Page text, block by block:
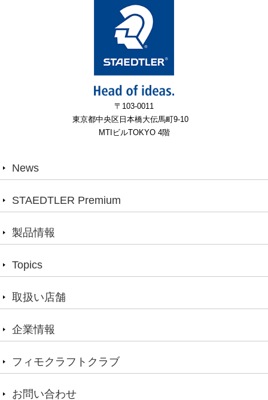
〒103-0011
東京都中央区日本橋大伝馬町9-10
MTIビルTOKYO 4階
News
STAEDTLER Premium
製品情報
Topics
取扱い店舗
企業情報
フィモクラフトクラブ
お問い合わせ